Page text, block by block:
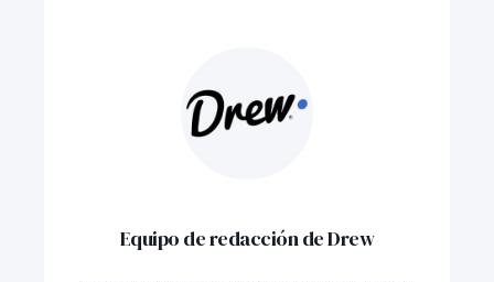
Equipo de redacción de Drew
personas trabajan, para ayudarles a desarrollar